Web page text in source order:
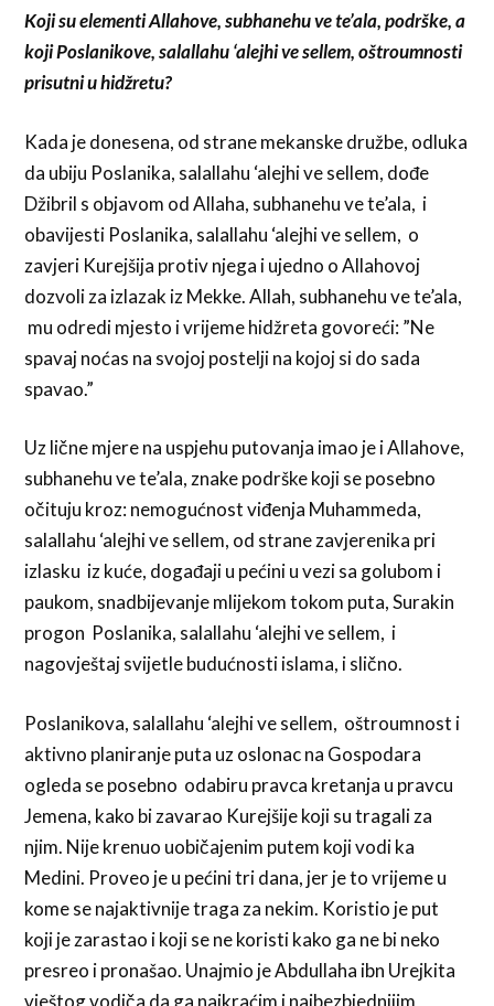
Koji su elementi Allahove, subhanehu ve te’ala, podrške, a
koji Poslanikove, salallahu ‘alejhi ve sellem, oštroumnosti
prisutni u hidžretu?
Kada je donesena, od strane mekanske družbe, odluka
da ubiju Poslanika, salallahu ‘alejhi ve sellem, dođe
Džibril s objavom od Allaha, subhanehu ve te’ala, i
obavijesti Poslanika, salallahu ‘alejhi ve sellem, o
zavjeri Kurejšija protiv njega i ujedno o Allahovoj
dozvoli za izlazak iz Mekke. Allah, subhanehu ve te’ala,
mu odredi mjesto i vrijeme hidžreta govoreći: ”Ne
spavaj noćas na svojoj postelji na kojoj si do sada
spavao.”
Uz lične mjere na uspjehu putovanja imao je i Allahove,
subhanehu ve te’ala, znake podrške koji se posebno
očituju kroz: nemogućnost viđenja Muhammeda,
salallahu ‘alejhi ve sellem, od strane zavjerenika pri
izlasku iz kuće, događaji u pećini u vezi sa golubom i
paukom, snadbijevanje mlijekom tokom puta, Surakin
progon Poslanika, salallahu ‘alejhi ve sellem, i
nagovještaj svijetle budućnosti islama, i slično.
Poslanikova, salallahu ‘alejhi ve sellem, oštroumnost i
aktivno planiranje puta uz oslonac na Gospodara
ogleda se posebno odabiru pravca kretanja u pravcu
Jemena, kako bi zavarao Kurejšije koji su tragali za
njim. Nije krenuo uobičajenim putem koji vodi ka
Medini. Proveo je u pećini tri dana, jer je to vrijeme u
kome se najaktivnije traga za nekim. Koristio je put
koji je zarastao i koji se ne koristi kako ga ne bi neko
presreo i pronašao. Unajmio je Abdullaha ibn Urejkita
vještog vodiča da ga najkraćim i najbezbjednijim